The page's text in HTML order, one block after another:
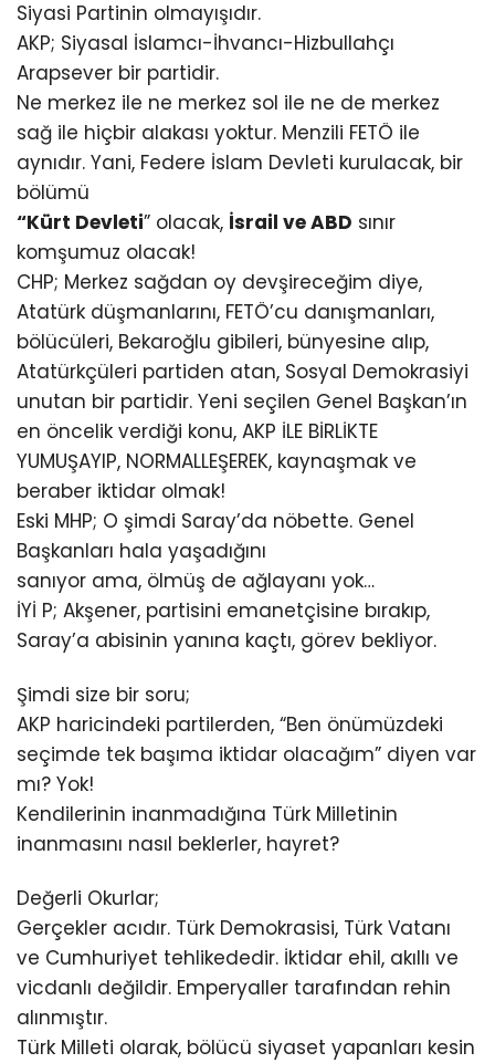
Siyasi Partinin olmayışıdır.
AKP; Siyasal İslamcı-İhvancı-Hizbullahçı
Arapsever bir partidir.
Ne merkez ile ne merkez sol ile ne de merkez
sağ ile hiçbir alakası yoktur. Menzili FETÖ ile
aynıdır. Yani, Federe İslam Devleti kurulacak, bir
bölümü
“Kürt Devleti” olacak, İsrail ve ABD sınır
komşumuz olacak!
CHP; Merkez sağdan oy devşireceğim diye,
Atatürk düşmanlarını, FETÖ’cu danışmanları,
bölücüleri, Bekaroğlu gibileri, bünyesine alıp,
Atatürkçüleri partiden atan, Sosyal Demokrasiyi
unutan bir partidir. Yeni seçilen Genel Başkan’ın
en öncelik verdiği konu, AKP İLE BİRLİKTE
YUMUŞAYIP, NORMALLEŞEREK, kaynaşmak ve
beraber iktidar olmak!
Eski MHP; O şimdi Saray’da nöbette. Genel
Başkanları hala yaşadığını
sanıyor ama, ölmüş de ağlayanı yok…
İYİ P; Akşener, partisini emanetçisine bırakıp,
Saray’a abisinin yanına kaçtı, görev bekliyor.
Şimdi size bir soru;
AKP haricindeki partilerden, “Ben önümüzdeki
seçimde tek başıma iktidar olacağım” diyen var
mı? Yok!
Kendilerinin inanmadığına Türk Milletinin
inanmasını nasıl beklerler, hayret?
Değerli Okurlar;
Gerçekler acıdır. Türk Demokrasisi, Türk Vatanı
ve Cumhuriyet tehlikededir. İktidar ehil, akıllı ve
vicdanlı değildir. Emperyaller tarafından rehin
alınmıştır.
Türk Milleti olarak, bölücü siyaset yapanları kesin